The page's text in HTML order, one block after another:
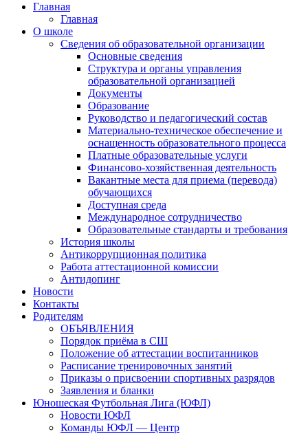
Главная
Главная
О школе
Сведения об образовательной организации
Основные сведения
Структура и органы управления
образовательной организацией
Документы
Образование
Руководство и педагогический состав
Материально-техническое обеспечение и
оснащенность образовательного процесса
Платные образовательные услуги
Финансово-хозяйственная деятельность
Вакантные места для приема (перевода)
обучающихся
Доступная среда
Международное сотрудничество
Образовательные стандарты и требования
История школы
Антикоррупционная политика
Работа аттестационной комиссии
Антидопинг
Новости
Контакты
Родителям
ОБЪЯВЛЕНИЯ
Порядок приёма в СШ
Положение об аттестации воспитанников
Расписание тренировочных занятий
Приказы о присвоении спортивных разрядов
Заявления и бланки
Юношеская Футбольная Лига (ЮФЛ)
Новости ЮФЛ
Команды ЮФЛ — Центр